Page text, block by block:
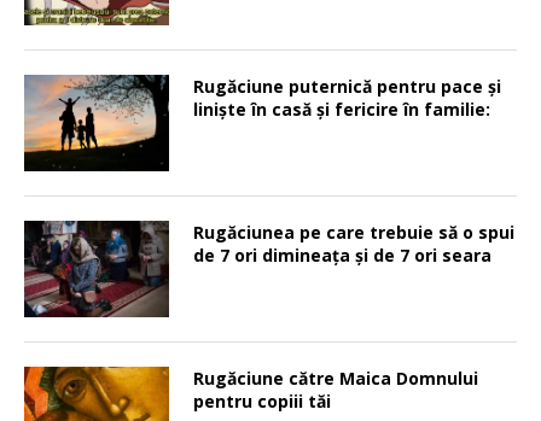
Rugăciune puternică pentru pace şi
linişte în casă şi fericire în familie:
Rugăciunea pe care trebuie să o spui
de 7 ori dimineața și de 7 ori seara
Rugăciune către Maica Domnului
pentru copiii tăi